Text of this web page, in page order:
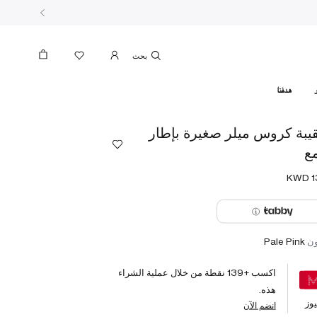
هدفنا
كروس ميلر صغيرة بإطار
Pale Pink
اكسب +139 نقطة من خلال عملية الشراء
هذه.
انضم الآن